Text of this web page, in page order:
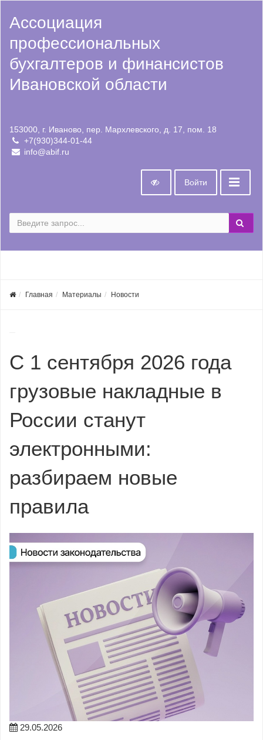
Ассоциация
профессиональных
бухгалтеров и финансистов
Ивановской области
153000, г. Иваново, пер. Мархлевского, д. 17, пом. 18
+7(930)344-01-44
info@abif.ru
Войти
Главная Материалы Новости
С 1 сентября 2026 года
грузовые накладные в
России станут
электронными:
разбираем новые
правила
29.05.2026